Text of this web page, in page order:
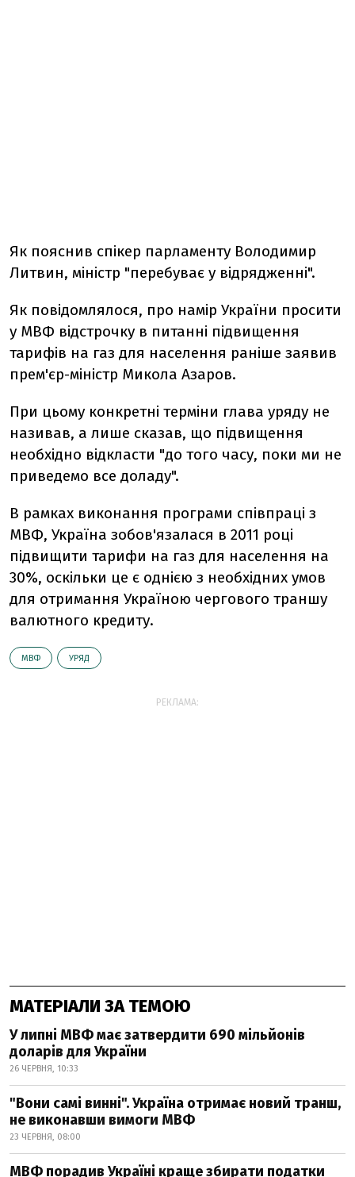
Як пояснив спікер парламенту Володимир
Литвин, міністр "перебуває у відрядженні".
Як повідомлялося, про намір України просити
у МВФ відстрочку в питанні підвищення
тарифів на газ для населення раніше заявив
прем'єр-міністр Микола Азаров.
При цьому конкретні терміни глава уряду не
називав, а лише сказав, що підвищення
необхідно відкласти "до того часу, поки ми не
приведемо все доладу".
В рамках виконання програми співпраці з
МВФ, Україна зобов'язалася в 2011 році
підвищити тарифи на газ для населення на
30%, оскільки це є однією з необхідних умов
для отримання Україною чергового траншу
валютного кредиту.
МВФ УРЯД
РЕКЛАМА:
МАТЕРІАЛИ ЗА ТЕМОЮ
У липні МВФ має затвердити 690 мільйонів
доларів для України
26 ЧЕРВНЯ, 10:33
"Вони самі винні". Україна отримає новий транш,
не виконавши вимоги МВФ
23 ЧЕРВНЯ, 08:00
МВФ порадив Україні краще збирати податки